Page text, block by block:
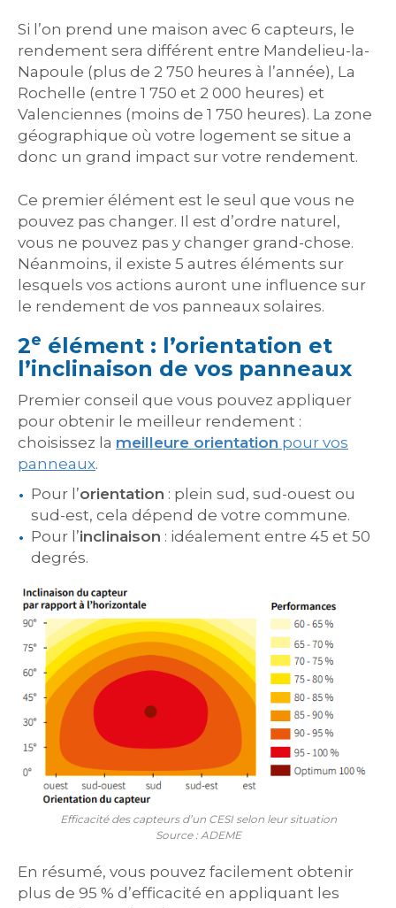
Si l’on prend une maison avec 6 capteurs, le
rendement sera différent entre Mandelieu-la-
Napoule (plus de 2 750 heures à l’année), La
Rochelle (entre 1 750 et 2 000 heures) et
Valenciennes (moins de 1 750 heures). La zone
géographique où votre logement se situe a
donc un grand impact sur votre rendement.
Ce premier élément est le seul que vous ne
pouvez pas changer. Il est d’ordre naturel,
vous ne pouvez pas y changer grand-chose.
Néanmoins, il existe 5 autres éléments sur
lesquels vos actions auront une influence sur
le rendement de vos panneaux solaires.
2e élément : l’orientation et
l’inclinaison de vos panneaux
Premier conseil que vous pouvez appliquer
pour obtenir le meilleur rendement :
choisissez la meilleure orientation pour vos
panneaux.
Pour l’orientation : plein sud, sud-ouest ou
sud-est, cela dépend de votre commune.
Pour l’inclinaison : idéalement entre 45 et 50
degrés.
Efficacité des capteurs d’un CESI selon leur situation
Source : ADEME
En résumé, vous pouvez facilement obtenir
plus de 95 % d’efficacité en appliquant les